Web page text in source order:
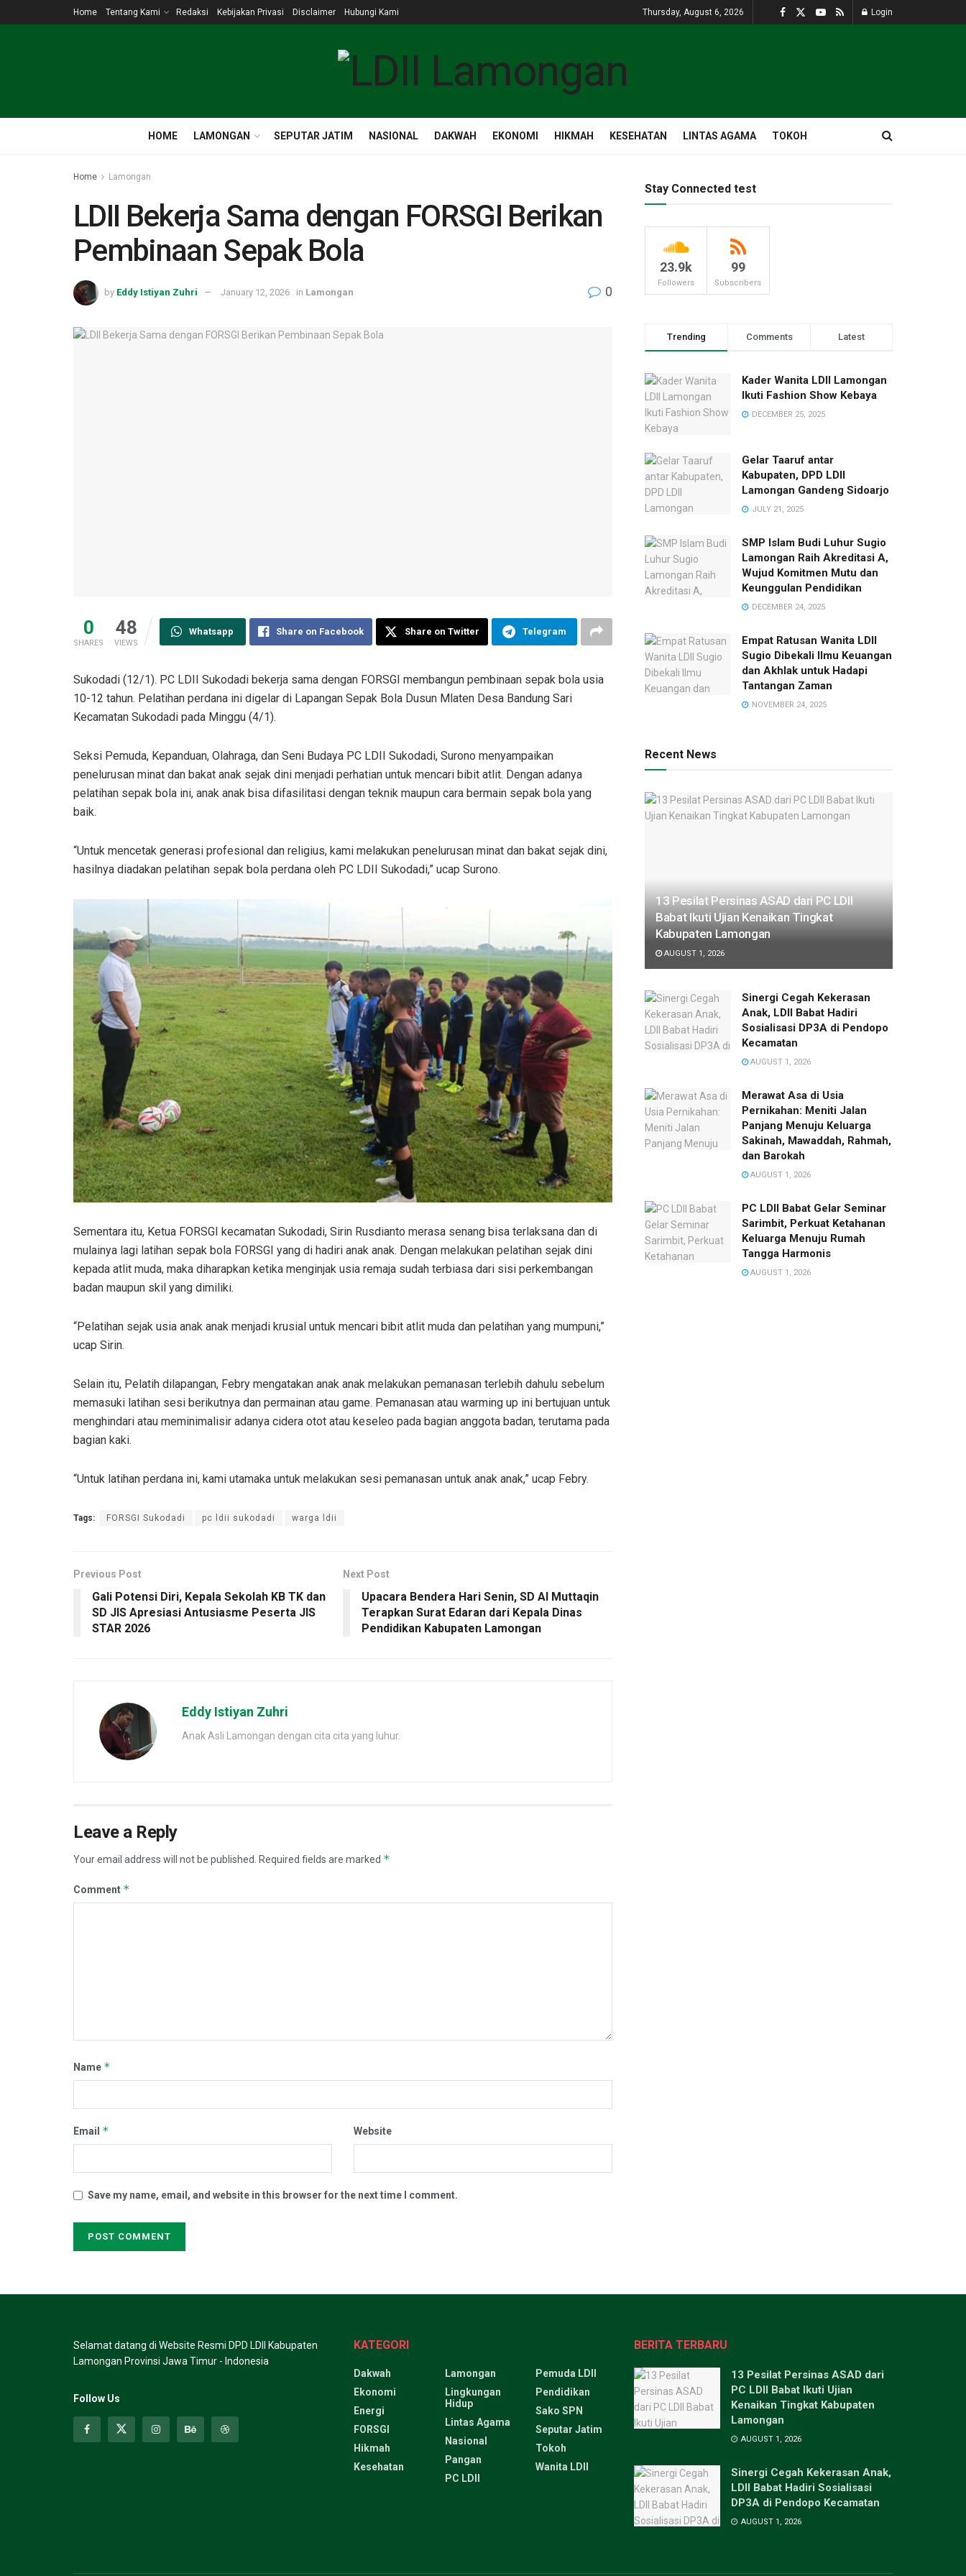
Home Tentang Kami Redaksi Kebijakan Privasi Disclaimer Hubungi Kami Thursday, August 6, 2026 Login
HOME LAMONGAN SEPUTAR JATIM NASIONAL DAKWAH EKONOMI HIKMAH KESEHATAN LINTAS AGAMA TOKOH
Home Lamongan
LDII Bekerja Sama dengan FORSGI Berikan
Pembinaan Sepak Bola
by Eddy Istiyan Zuhri January 12, 2026 in Lamongan 0
0
SHARES
48
VIEWS
Whatsapp Share on Facebook Share on Twitter Telegram
Sukodadi (12/1). PC LDII Sukodadi bekerja sama dengan FORSGI membangun pembinaan sepak bola usia
10-12 tahun. Pelatihan perdana ini digelar di Lapangan Sepak Bola Dusun Mlaten Desa Bandung Sari
Kecamatan Sukodadi pada Minggu (4/1).
Seksi Pemuda, Kepanduan, Olahraga, dan Seni Budaya PC LDII Sukodadi, Surono menyampaikan
penelurusan minat dan bakat anak sejak dini menjadi perhatian untuk mencari bibit atlit. Dengan adanya
pelatihan sepak bola ini, anak anak bisa difasilitasi dengan teknik maupun cara bermain sepak bola yang
baik.
“Untuk mencetak generasi profesional dan religius, kami melakukan penelurusan minat dan bakat sejak dini,
hasilnya diadakan pelatihan sepak bola perdana oleh PC LDII Sukodadi,” ucap Surono.
Sementara itu, Ketua FORSGI kecamatan Sukodadi, Sirin Rusdianto merasa senang bisa terlaksana dan di
mulainya lagi latihan sepak bola FORSGI yang di hadiri anak anak. Dengan melakukan pelatihan sejak dini
kepada atlit muda, maka diharapkan ketika menginjak usia remaja sudah terbiasa dari sisi perkembangan
badan maupun skil yang dimiliki.
“Pelatihan sejak usia anak anak menjadi krusial untuk mencari bibit atlit muda dan pelatihan yang mumpuni,”
ucap Sirin.
Selain itu, Pelatih dilapangan, Febry mengatakan anak anak melakukan pemanasan terlebih dahulu sebelum
memasuki latihan sesi berikutnya dan permainan atau game. Pemanasan atau warming up ini bertujuan untuk
menghindari atau meminimalisir adanya cidera otot atau keseleo pada bagian anggota badan, terutama pada
bagian kaki.
“Untuk latihan perdana ini, kami utamaka untuk melakukan sesi pemanasan untuk anak anak,” ucap Febry.
Tags: FORSGI Sukodadi pc ldii sukodadi warga ldii
Previous Post
Gali Potensi Diri, Kepala Sekolah KB TK dan
SD JIS Apresiasi Antusiasme Peserta JIS
STAR 2026
Next Post
Upacara Bendera Hari Senin, SD Al Muttaqin
Terapkan Surat Edaran dari Kepala Dinas
Pendidikan Kabupaten Lamongan
Eddy Istiyan Zuhri
Anak Asli Lamongan dengan cita cita yang luhur.
Leave a Reply
Your email address will not be published. Required fields are marked *
Comment *
Name *
Email * Website
Save my name, email, and website in this browser for the next time I comment.
Stay Connected test
23.9k
Followers
99
Subscribers
Trending Comments Latest
Kader Wanita LDII Lamongan
Ikuti Fashion Show Kebaya
DECEMBER 25, 2025
Gelar Taaruf antar
Kabupaten, DPD LDII
Lamongan Gandeng Sidoarjo
JULY 21, 2025
SMP Islam Budi Luhur Sugio
Lamongan Raih Akreditasi A,
Wujud Komitmen Mutu dan
Keunggulan Pendidikan
DECEMBER 24, 2025
Empat Ratusan Wanita LDII
Sugio Dibekali Ilmu Keuangan
dan Akhlak untuk Hadapi
Tantangan Zaman
NOVEMBER 24, 2025
Recent News
13 Pesilat Persinas ASAD dari PC LDII
Babat Ikuti Ujian Kenaikan Tingkat
Kabupaten Lamongan
AUGUST 1, 2026
Sinergi Cegah Kekerasan
Anak, LDII Babat Hadiri
Sosialisasi DP3A di Pendopo
Kecamatan
AUGUST 1, 2026
Merawat Asa di Usia
Pernikahan: Meniti Jalan
Panjang Menuju Keluarga
Sakinah, Mawaddah, Rahmah,
dan Barokah
AUGUST 1, 2026
PC LDII Babat Gelar Seminar
Sarimbit, Perkuat Ketahanan
Keluarga Menuju Rumah
Tangga Harmonis
AUGUST 1, 2026
Selamat datang di Website Resmi DPD LDII Kabupaten
Lamongan Provinsi Jawa Timur - Indonesia
Follow Us
KATEGORI
Dakwah
Ekonomi
Energi
FORSGI
Hikmah
Kesehatan
Lamongan
Lingkungan
Hidup
Lintas Agama
Nasional
Pangan
PC LDII
Pemuda LDII
Pendidikan
Sako SPN
Seputar Jatim
Tokoh
Wanita LDII
BERITA TERBARU
13 Pesilat Persinas ASAD dari
PC LDII Babat Ikuti Ujian
Kenaikan Tingkat Kabupaten
Lamongan
AUGUST 1, 2026
Sinergi Cegah Kekerasan Anak,
LDII Babat Hadiri Sosialisasi
DP3A di Pendopo Kecamatan
AUGUST 1, 2026